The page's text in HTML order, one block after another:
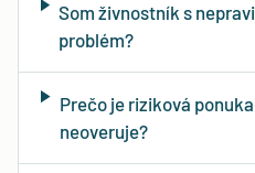
Som živnostník s
problém?
Prečo je riziková
neoveruje?